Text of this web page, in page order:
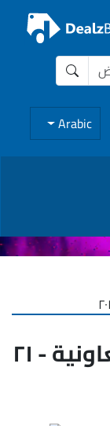
Arabic
عروض جمعية العين التعاونية - ٢١